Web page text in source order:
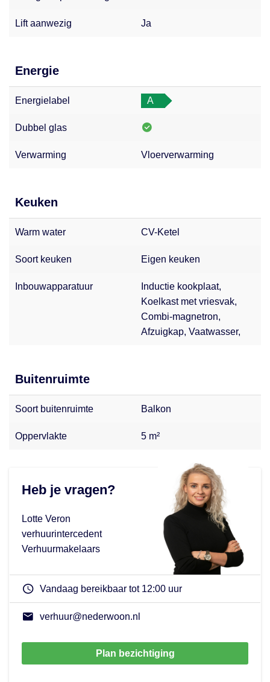
Lift aanwezig Ja
Energie
Energielabel A
Dubbel glas
Verwarming Vloerverwarming
Keuken
Warm water CV-Ketel
Soort keuken Eigen keuken
Inbouwapparatuur
Inductie kookplaat,
Koelkast met vriesvak,
Combi-magnetron,
Afzuigkap, Vaatwasser,
Buitenruimte
Soort buitenruimte Balkon
Oppervlakte 5 m²
Heb je vragen?
Lotte Veron
verhuurintercedent
Verhuurmakelaars
Vandaag bereikbaar tot 12:00 uur
verhuur@nederwoon.nl
Plan bezichtiging